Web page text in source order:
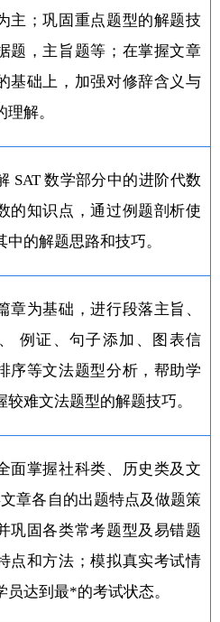
主；巩固重点题型的解题技
题，主旨题等；在掌握文章
基础上，加强对修辞含义与
解。
SAT 数学部分中的进阶代数
的知识点，通过例题剖析使
中的解题思路和技巧。
章为基础，进行段落主旨、
例证、句子添加、图表信
序等文法题型分析，帮助学
较难文法题型的解题技巧。
面掌握社科类、历史类及文
章各自的出题特点及做题策
巩固各类常考题型及易错题
点和方法；模拟真实考试情
员达到最*的考试状态。